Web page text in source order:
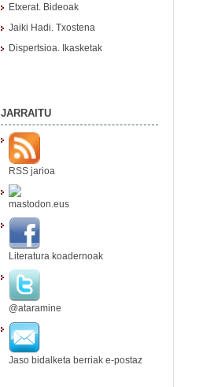
Etxerat. Bideoak
Jaiki Hadi. Txostena
Dispertsioa. Ikasketak
JARRAITU
RSS jarioa
mastodon.eus
Literatura koadernoak
@ataramine
Jaso bidalketa berriak e-postaz